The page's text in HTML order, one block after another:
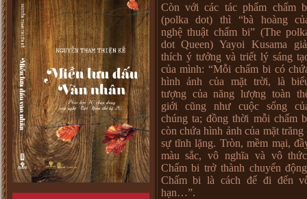
Còn với các tác phẩm chấm
(polka dot) thì “bà hoàng
nghệ thuật chấm bi” (The
dot Queen) Yayoi Kusama
thích ý tưởng và triết lý sáng
của mình: “Mỗi chấm bi có
hình ảnh của mặt trời, là
tượng của năng lượng toàn
giới cũng như cuộc sống
chúng ta; đồng thời mỗi chấm
còn chứa hình ảnh của mặt trăng
sự tĩnh lặng. Tròn, mềm mại,
màu sắc, vô nghĩa và vô
Chấm bi trở thành chuyển
Chấm bi là cách để đi đến
hạn…”.